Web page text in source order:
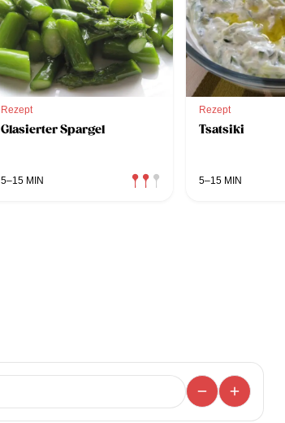
Rezept
Glasierter Spargel
5–15 MIN
Rezept
Tsatsiki
5–15 MIN